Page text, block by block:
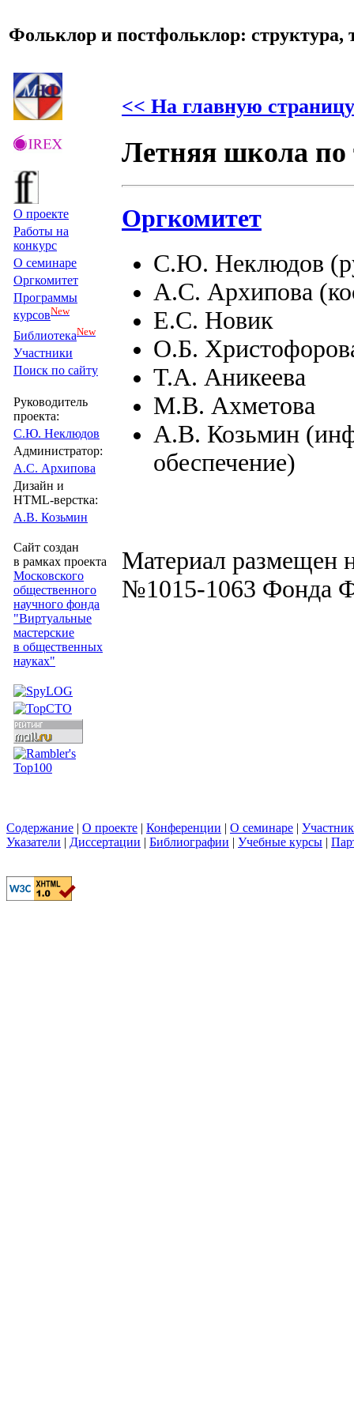
Фольклор и постфольклор: структура,
О проекте
Работы на
конкурс
О семинаре
Оргкомитет
Программы
курсовNew
БиблиотекаNew
Участники
Поиск по сайту
Руководитель
проекта:
С.Ю. Неклюдов
Администратор:
А.С. Архипова
Дизайн и
HTML-верстка:
А.В. Козьмин
Сайт создан
в рамках проекта
Московского
общественного
научного фонда
"Виртуальные
мастерские
в общественных
науках"
<< На главную
Летняя школа по
Оргкомитет
C.Ю. Неклюдов
А.С. Архипова
Е.С. Новик
О.Б.
Т.А. Аникеева
М.В. Ахметова
А.В. Козьмин
обеспечение)
Материал размещен
№1015-1063 Фонда
Содержание | О проекте | Конференции | О семинаре |
Указатели | Диссертации | Библиографии | Учебные курсы |